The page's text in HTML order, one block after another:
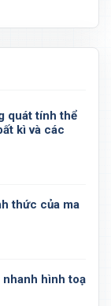
quát tính thể
kì và các
thức của ma
hình toạ